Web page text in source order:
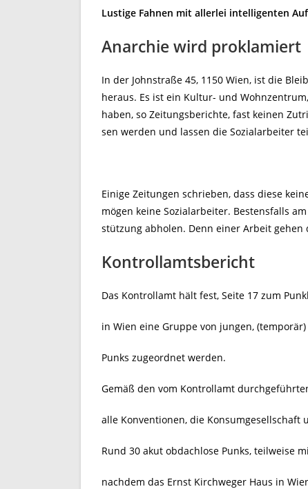
Lustige Fahnen mit allerlei intelligenten
Anarchie wird proklamiert
In der Johnstraße 45, 1150 Wien, ist die
heraus. Es ist ein Kultur- und
haben, so Zeitungsberichte, fast keinen
sen werden und lassen die Sozialarbeiter
Einige Zeitungen schrieben, dass diese
mögen keine Sozialarbeiter. Bestensfalls
stützung abholen. Denn einer Arbeit gehen
Kontrollamtsbericht
Das Kontrollamt hält fest, Seite 17 zum
in Wien eine Gruppe von jungen,
Punks zugeordnet werden.
Gemäß den vom Kontrollamt
alle Konventionen, die Konsumgesellschaft
Rund 30 akut obdachlose Punks, teilweise
nachdem das Ernst Kirchweger Haus in